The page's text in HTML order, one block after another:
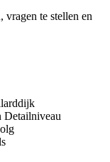
vragen te stellen en
Detailniveau